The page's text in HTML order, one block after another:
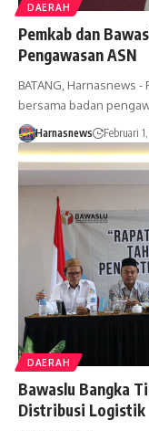
DAERAH
Pemkab dan
Pengawasan ASN
BATANG, Harnasnews
bersama badan
Harnasnews Februari
DAERAH
Bawaslu Bangka
Distribusi Logistik